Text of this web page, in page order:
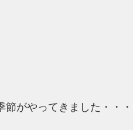
節がやってきました・・